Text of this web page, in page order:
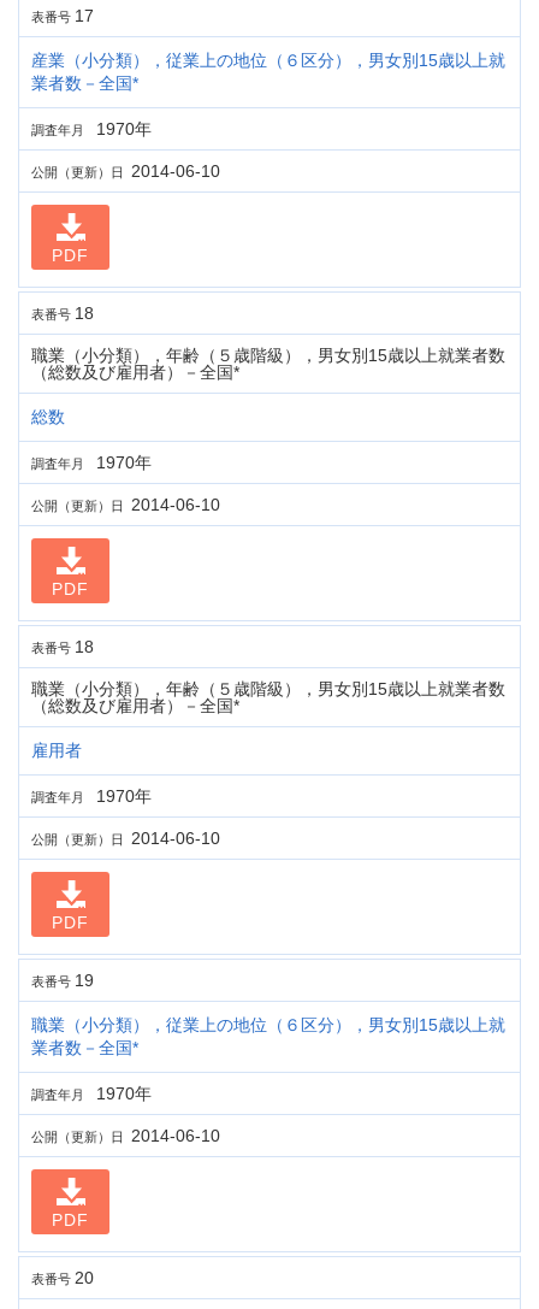
表番号 17
産業（小分類），従業上の地位（６区分），男女別15歳以上就
業者数－全国*
調査年月 1970年
公開（更新）日 2014-06-10
PDF
表番号 18
職業（小分類），年齢（５歳階級），男女別15歳以上就業者数
（総数及び雇用者）－全国*
総数
調査年月 1970年
公開（更新）日 2014-06-10
PDF
表番号 18
職業（小分類），年齢（５歳階級），男女別15歳以上就業者数
（総数及び雇用者）－全国*
雇用者
調査年月 1970年
公開（更新）日 2014-06-10
PDF
表番号 19
職業（小分類），従業上の地位（６区分），男女別15歳以上就
業者数－全国*
調査年月 1970年
公開（更新）日 2014-06-10
PDF
表番号 20